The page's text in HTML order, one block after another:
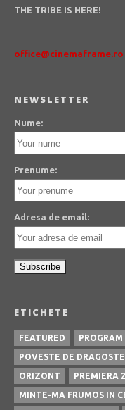
THE TRIBE IS HERE!
office@cinemaframe.ro
NEWSLETTER
Nume:
Prenume:
Adresa de email:
ETICHETE
FEATURED
POVESTE DE DRAGOSTE
ORIZONT PREMIERA
MINTE-MA FRUMOS IN